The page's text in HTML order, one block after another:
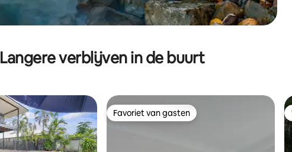
Langere verblijven in de buurt
Favoriet van gasten
Favoriet van gasten